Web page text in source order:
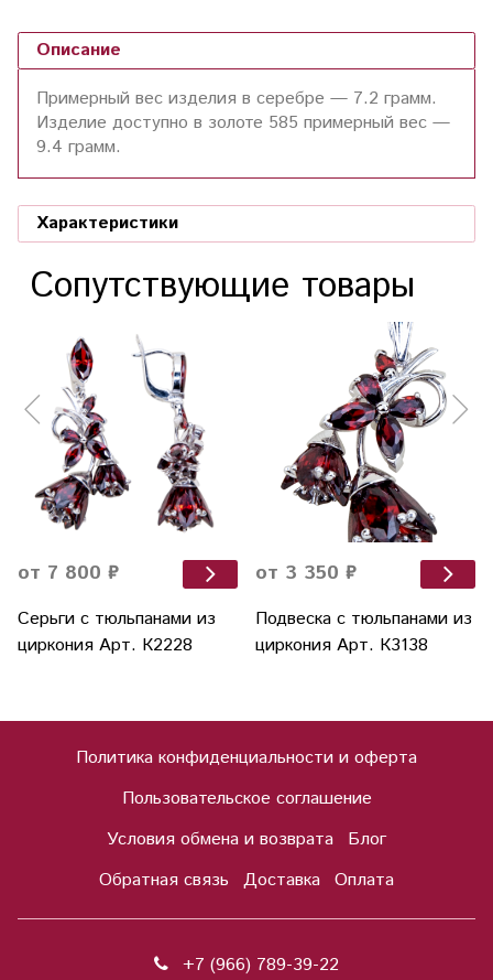
Описание
Примерный вес изделия в серебре — 7.2 грамм.
Изделие доступно в золоте 585 примерный вес —
9.4 грамм.
Характеристики
Сопутствующие товары
от 7 800 ₽
Серьги с тюльпанами из
циркония Арт. К2228
от 3 350 ₽
Подвеска с тюльпанами из
циркония Арт. К3138
Политика конфиденциальности и оферта
Пользовательское соглашение
Условия обмена и возврата
Блог
Обратная связь
Доставка Оплата
+7 (966) 789-39-22